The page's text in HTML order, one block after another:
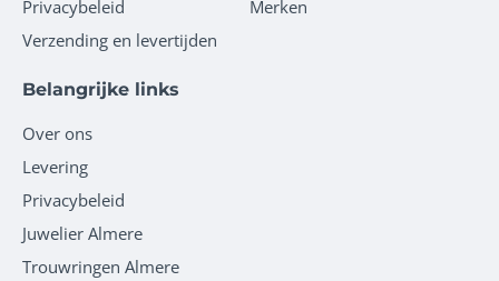
Privacybeleid
Verzending en levertijden
Merken
Belangrijke links
Over ons
Levering
Privacybeleid
Juwelier Almere
Trouwringen Almere